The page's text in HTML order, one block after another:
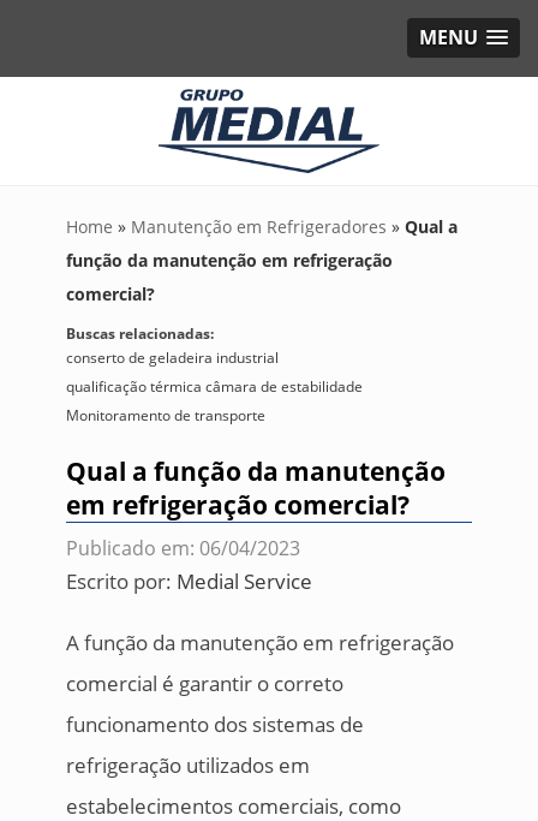
MENU
Home » Manutenção em Refrigeradores » Qual a
função da manutenção em refrigeração
comercial?
Buscas relacionadas:
conserto de geladeira industrial
qualificação térmica câmara de estabilidade
Monitoramento de transporte
Qual a função da manutenção
em refrigeração comercial?
Publicado em: 06/04/2023
Escrito por: Medial Service
A função da manutenção em refrigeração
comercial é garantir o correto
funcionamento dos sistemas de
refrigeração utilizados em
estabelecimentos comerciais, como